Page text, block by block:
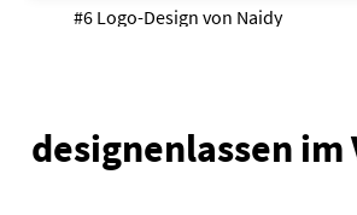
#6 Logo-Design von Naidy
designenlassen im